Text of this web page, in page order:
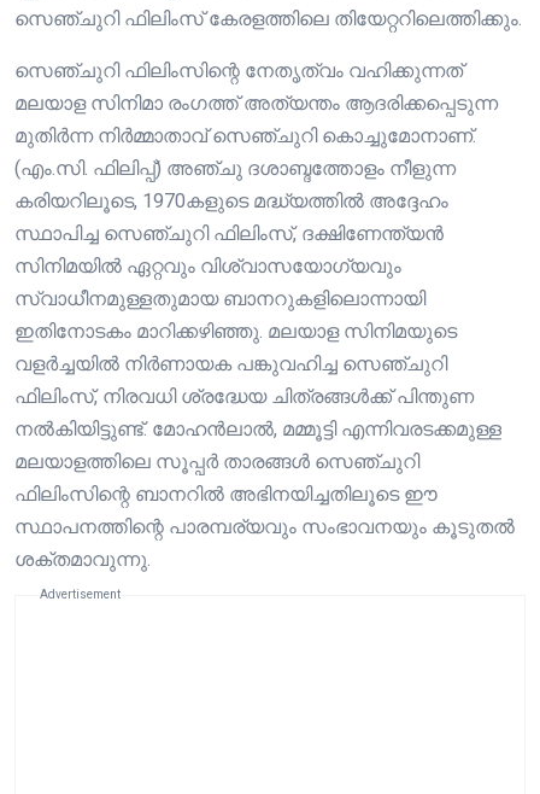
സെഞ്ചുറി ഫിലിംസ് കേരളത്തിലെ തിയേറ്ററിലെത്തിക്കും.
സെഞ്ചുറി ഫിലിംസിന്റെ നേതൃത്വം വഹിക്കുന്നത്
മലയാള സിനിമാ രംഗത്ത് അത്യന്തം ആദരിക്കപ്പെടുന്ന
മുതിർന്ന നിർമ്മാതാവ് സെഞ്ചുറി കൊച്ചുമോനാണ്.
(എം.സി. ഫിലിപ്പ്) അഞ്ചു ദശാബ്ദത്തോളം നീളുന്ന
കരിയറിലൂടെ, 1970കളുടെ മദ്ധ്യത്തിൽ അദ്ദേഹം
സ്ഥാപിച്ച സെഞ്ചുറി ഫിലിംസ്, ദക്ഷിണേന്ത്യൻ
സിനിമയിൽ ഏറ്റവും വിശ്വാസയോഗ്യവും
സ്വാധീനമുള്ളതുമായ ബാനറുകളിലൊന്നായി
ഇതിനോടകം മാറിക്കഴിഞ്ഞു. മലയാള സിനിമയുടെ
വളർച്ചയിൽ നിർണായക പങ്കുവഹിച്ച സെഞ്ചുറി
ഫിലിംസ്, നിരവധി ശ്രദ്ധേയ ചിത്രങ്ങൾക്ക് പിന്തുണ
നൽകിയിട്ടുണ്ട്. മോഹൻലാൽ, മമ്മൂട്ടി എന്നിവരടക്കമുള്ള
മലയാളത്തിലെ സൂപ്പർ താരങ്ങൾ സെഞ്ചുറി
ഫിലിംസിന്റെ ബാനറിൽ അഭിനയിച്ചതിലൂടെ ഈ
സ്ഥാപനത്തിന്റെ പാരമ്പര്യവും സംഭാവനയും കൂടുതൽ
ശക്തമാവുന്നു.
Advertisement